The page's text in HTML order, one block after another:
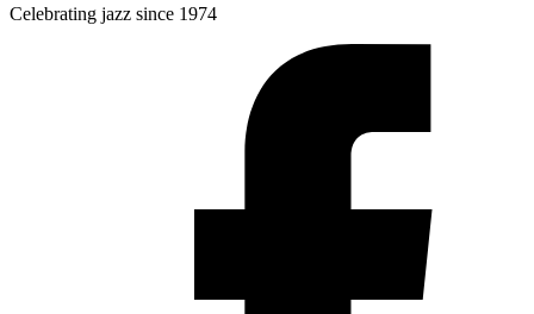
Celebrating jazz since 1974